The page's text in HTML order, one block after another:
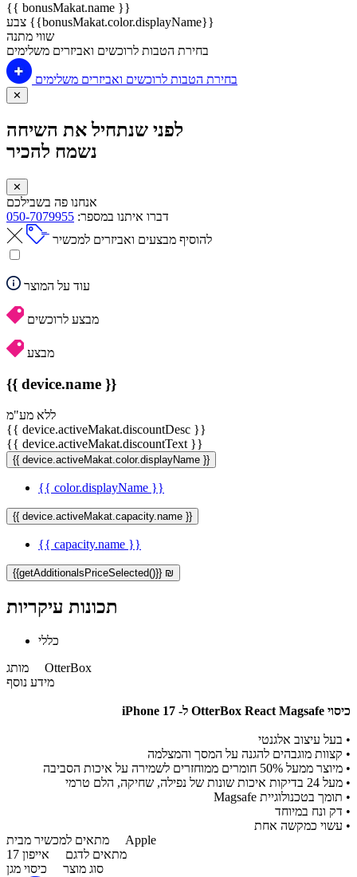
{{ bonusMakat.name }}
צבע {{bonusMakat.color.displayName}}
שווי מתנה
בחירת הטבות לרוכשים ואביזרים משלימים
בחירת הטבות לרוכשים ואביזרים משלימים
✕
לפני שנתחיל את השיחה
נשמח להכיר
✕
אנחנו פה בשבילכם
דברו איתנו במספר: 050-7079955
להוסיף מבצעים ואביזרים למכשיר
עוד על המוצר
מבצע לרוכשים
מבצע
{{ device.name }}
ללא מע"מ
{{ device.activeMakat.discountDesc }}
{{ device.activeMakat.discountText }}
{{ device.activeMakat.color.displayName }}
{{ color.displayName }}
{{ device.activeMakat.capacity.name }}
{{ capacity.name }}
{{getAdditionalsPriceSelected()}} ₪
תכונות עיקריות
כללי
מותג OtterBox
מידע נוסף
כיסוי OtterBox React Magsafe ל- iPhone 17
• בעל עיצוב אלגנטי
• קצוות מוגבהים להגנה על המסך והמצלמה
• מיוצר ממעל 50% חומרים ממוחזרים לשמירה על איכות הסביבה
• מעל 24 בדיקות איכות שונות של נפילה, שחיקה, הלם טרמי
• תומך בטכנולוגיית Magsafe
• דק ונח במיוחד
• עשוי כמקשה אחת
מתאים למכשיר מבית Apple
מתאים לדגם אייפון 17
סוג מוצר כיסוי מגן